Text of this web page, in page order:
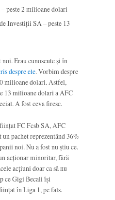
peste 2 milioane dolari
Investiții SA – peste 13
Erau cunoscute și în
despre ele. Vorbim despre
milioane dolari. Astfel,
13 milioane dolari a AFC
A fost ceva firesc.
FC Fcsb SA, AFC
pachet reprezentând 36%
noi. Nu a fost nu știu ce.
acționar minoritar, fără
acțiuni doar ca să nu
ce Gigi Becali își
în Liga 1, pe fals.